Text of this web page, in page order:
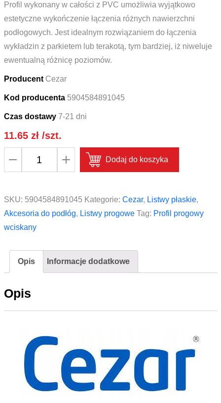
Profil wykonany w całości z PVC umożliwia wyjątkowo
estetyczne wykończenie łączenia różnych nawierzchni
podłogowych. Jest idealnym rozwiązaniem do łączenia
wykładzin z parkietem lub terakotą, tym bardziej, iż niweluje
ewentualną różnicę poziomów.
Producent Cezar
Kod producenta 5904584891045
Czas dostawy 7-21 dni
11.65 zł/szt.
wciskany
PVC
laminat
40mm
0,9m
Dodaj do koszyka
SKU: 5904584891045 Kategorie: Cezar, Listwy płaskie,
Akcesoria do podłóg, Listwy progowe Tag: Profil progowy
wciskany
Opis Informacje dodatkowe
Opis